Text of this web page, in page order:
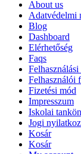
About us
Adatvédelmi
Blog
Dashboard
Elérhetőség
Faqs
Felhasználói
Fizetési mód
Impresszum
Iskolai
Jogi
Kosár
Kosár